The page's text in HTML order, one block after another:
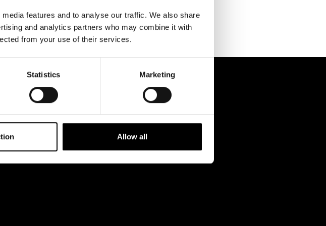
features and to analyse our traffic. We also share
and analytics partners who may combine it with
from your use of their services.
Statistics Marketing
Allow all
Press
Jobba hos oss
Svenska Teatern Live
hos oss